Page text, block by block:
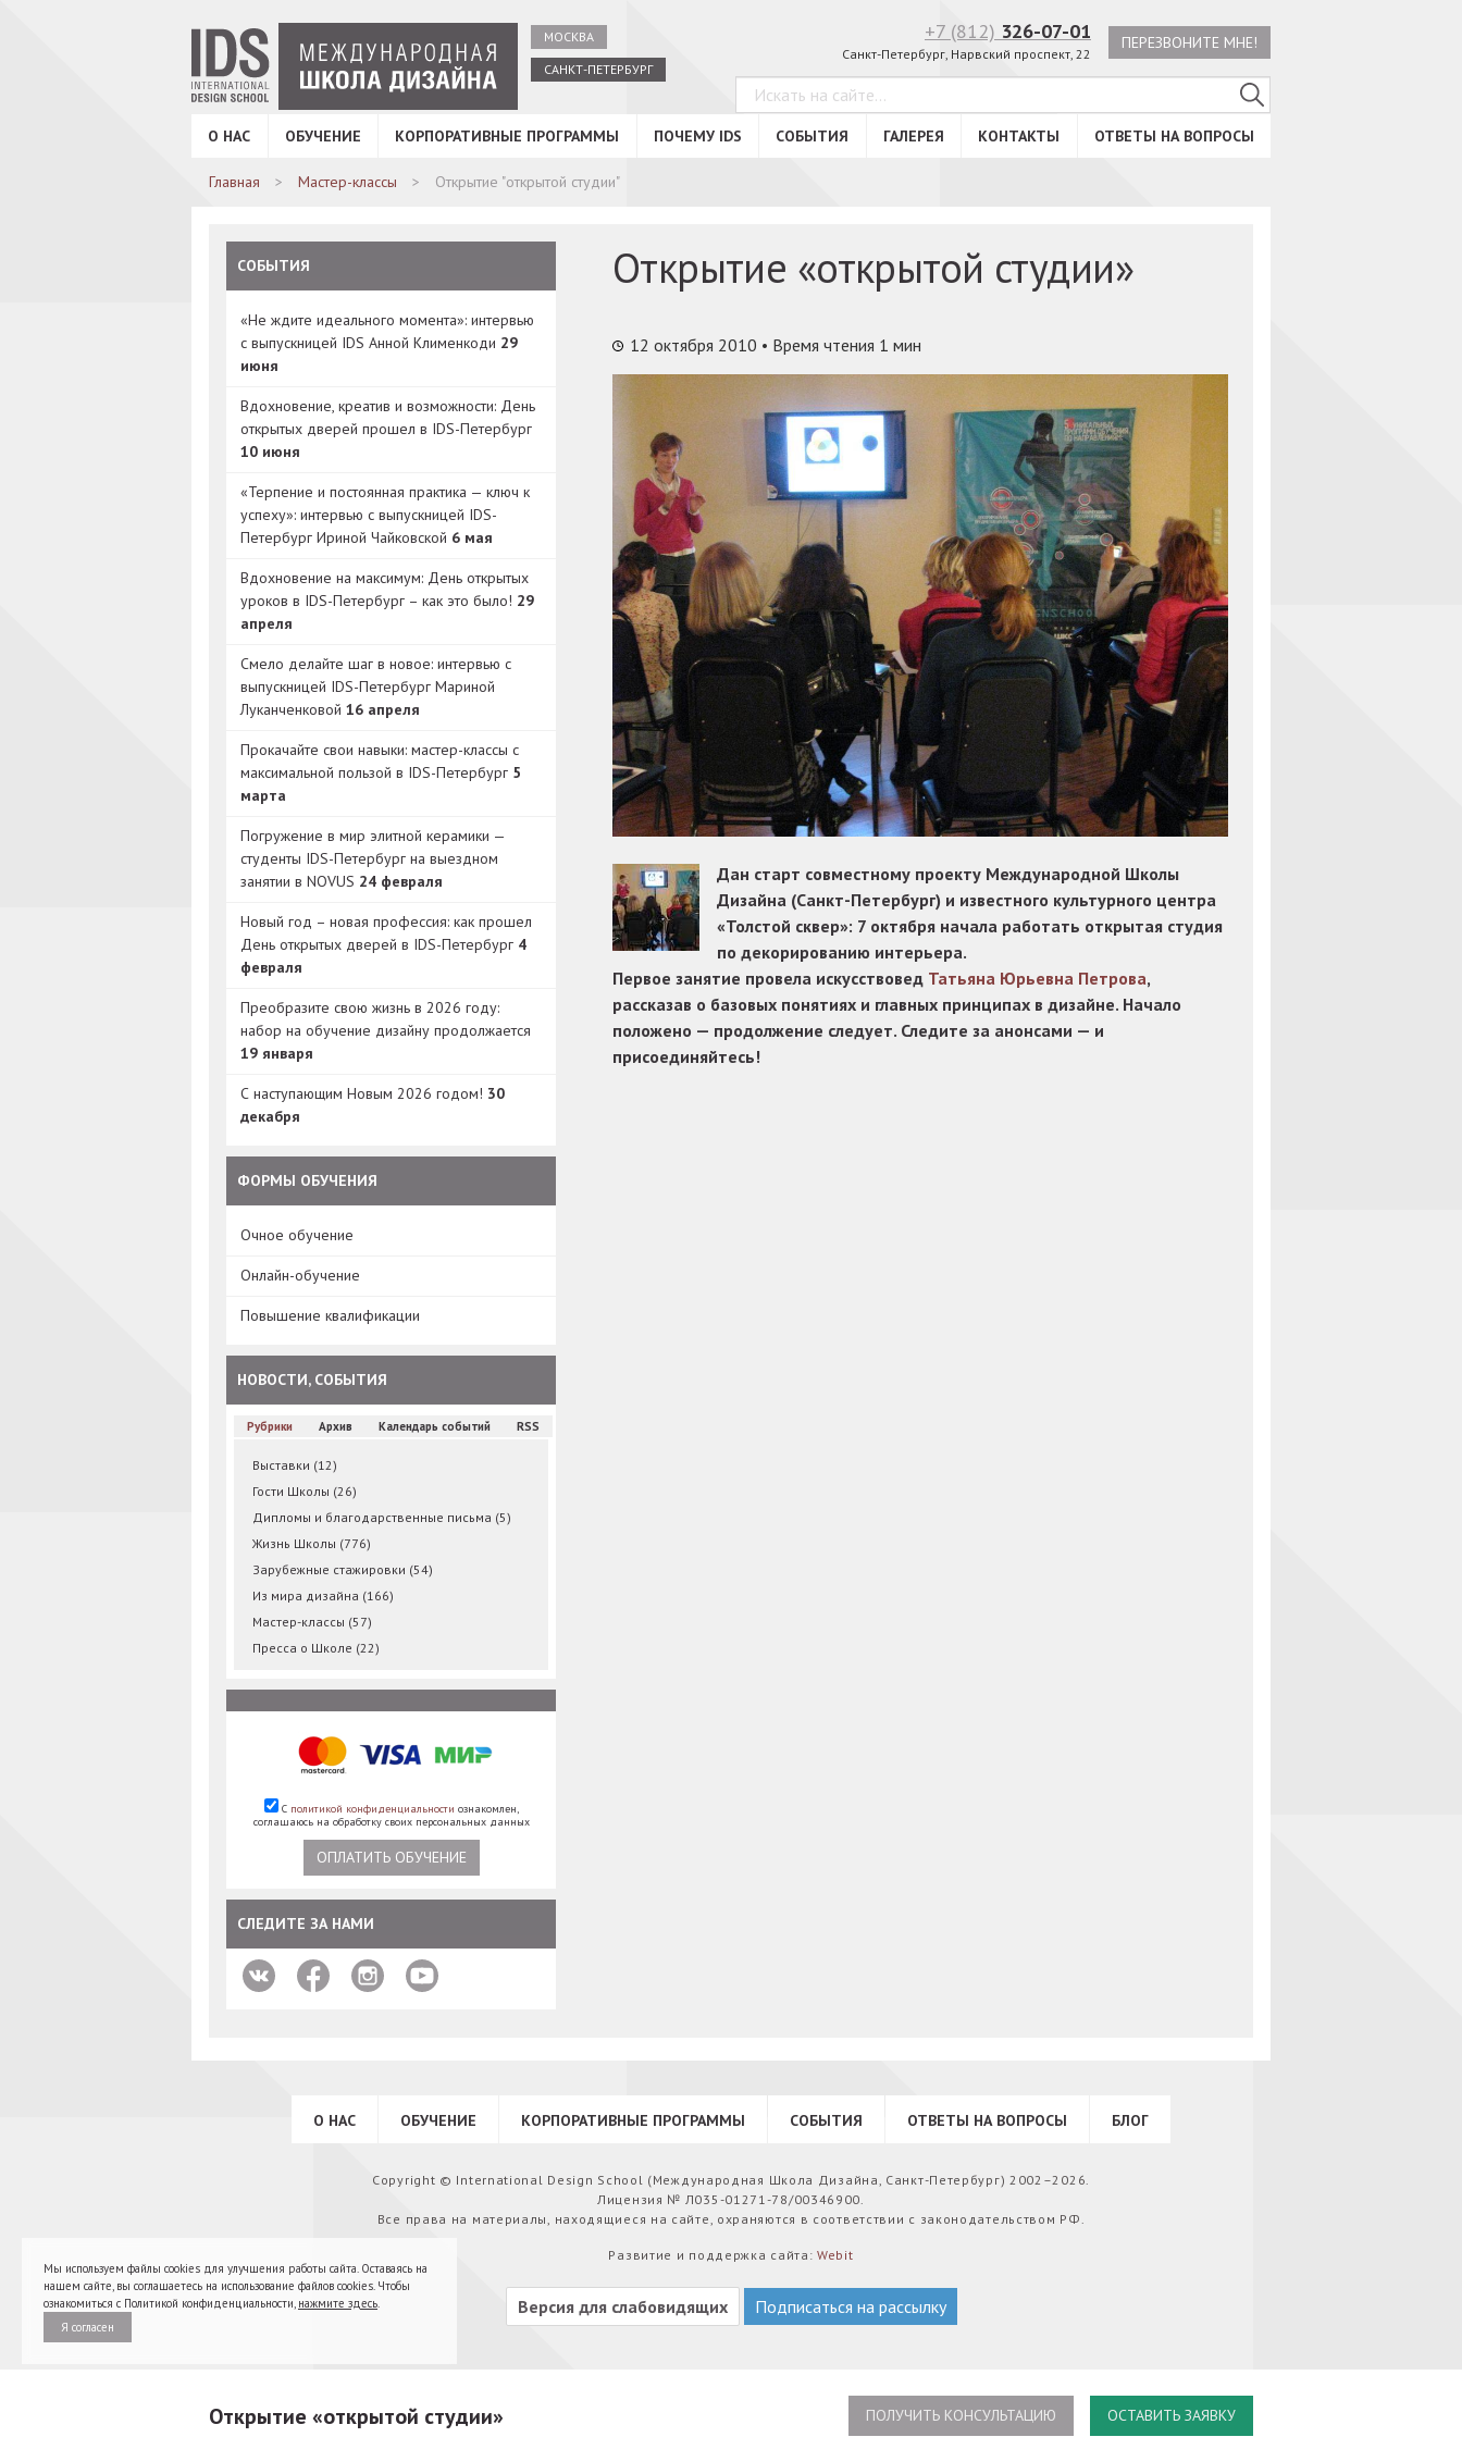
МОСКВА
САНКТ-ПЕТЕРБУРГ
+7 (812) 326-07-01
Санкт-Петербург, Нарвский проспект, 22
ПЕРЕЗВОНИТЕ МНЕ!
О НАС ОБУЧЕНИЕ КОРПОРАТИВНЫЕ ПРОГРАММЫ ПОЧЕМУ IDS СОБЫТИЯ ГАЛЕРЕЯ КОНТАКТЫ ОТВЕТЫ НА ВОПРОСЫ
Главная Мастер-классы Открытие "открытой студии"
СОБЫТИЯ
«Не ждите идеального момента»: интервью
с выпускницей IDS Анной Клименкоди 29
июня
Вдохновение, креатив и возможности: День
открытых дверей прошел в IDS-Петербург
10 июня
«Терпение и постоянная практика — ключ к
успеху»: интервью с выпускницей IDS-
Петербург Ириной Чайковской 6 мая
Вдохновение на максимум: День открытых
уроков в IDS-Петербург – как это было! 29
апреля
Смело делайте шаг в новое: интервью с
выпускницей IDS-Петербург Мариной
Луканченковой 16 апреля
Прокачайте свои навыки: мастер-классы с
максимальной пользой в IDS-Петербург 5
марта
Погружение в мир элитной керамики —
студенты IDS-Петербург на выездном
занятии в NOVUS 24 февраля
Новый год – новая профессия: как прошел
День открытых дверей в IDS-Петербург 4
февраля
Преобразите свою жизнь в 2026 году:
набор на обучение дизайну продолжается
19 января
С наступающим Новым 2026 годом! 30
декабря
ФОРМЫ ОБУЧЕНИЯ
Очное обучение
Онлайн-обучение
Повышение квалификации
НОВОСТИ, СОБЫТИЯ
Рубрики Архив Календарь событий RSS
Выставки (12)
Гости Школы (26)
Дипломы и благодарственные письма (5)
Жизнь Школы (776)
Зарубежные стажировки (54)
Из мира дизайна (166)
Мастер-классы (57)
Пресса о Школе (22)
С политикой конфиденциальности ознакомлен,
соглашаюсь на обработку своих персональных данных
ОПЛАТИТЬ ОБУЧЕНИЕ
СЛЕДИТЕ ЗА НАМИ
Открытие «открытой студии»
12 октября 2010 • Время чтения 1 мин
Дан старт совместному проекту Международной Школы
Дизайна (Санкт-Петербург) и известного культурного центра
«Толстой сквер»: 7 октября начала работать открытая студия
по декорированию интерьера.
Первое занятие провела искусствовед Татьяна Юрьевна Петрова,
рассказав о базовых понятиях и главных принципах в дизайне. Начало
положено — продолжение следует. Следите за анонсами — и
присоединяйтесь!
О НАС ОБУЧЕНИЕ КОРПОРАТИВНЫЕ ПРОГРАММЫ СОБЫТИЯ ОТВЕТЫ НА ВОПРОСЫ БЛОГ
Copyright © International Design School (Международная Школа Дизайна, Санкт-Петербург) 2002–2026.
Лицензия № Л035-01271-78/00346900.
Все права на материалы, находящиеся на сайте, охраняются в соответствии с законодательством РФ.
Развитие и поддержка сайта:Webit
Версия для слабовидящих Подписаться на рассылку
Открытие «открытой студии» ПОЛУЧИТЬ КОНСУЛЬТАЦИЮ ОСТАВИТЬ ЗАЯВКУ
Мы используем файлы cookies для улучшения работы сайта. Оставаясь на
нашем сайте, вы соглашаетесь на использование файлов cookies. Чтобы
ознакомиться с Политикой конфиденциальности, нажмите здесь.
Я согласен